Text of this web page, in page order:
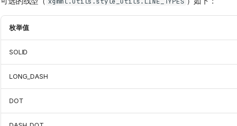
枚举值
SOLID
LONG_DASH
DOT